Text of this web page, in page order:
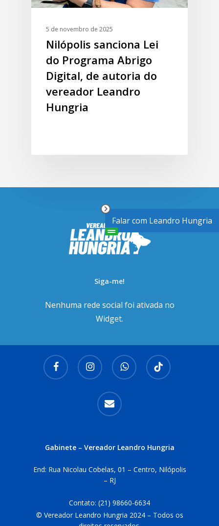
5 de novembro de 2025
Nilópolis sanciona Lei
do Programa Abrigo
Digital, de autoria do
vereador Leandro
Hungria
Siga-me!
Nenhuma rede social foi ativada no
Widget.
facebook instagram whatsapp tiktok
email
Gabinete – Vereador Leandro Hungria
End: Rua Nicolau Cobelas, 01 – Centro, Nilópolis
– RJ
Contato: (21) 98660-6634
© Vereador Leandro Hungria 2024 – Todos os
Falar com Leandro Hungria